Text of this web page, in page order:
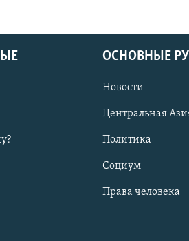
ОСНОВНЫЕ
Новости
Центральная
Политика
Социум
Права человека